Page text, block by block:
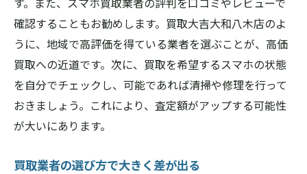
確認することもお勧めします。買取大吉大和八木店のよ
うに、地域で高評価を得ている業者を選ぶことが、高価
買取への近道です。次に、買取を希望するスマホの状態
を自分でチェックし、可能であれば清掃や修理を行って
おきましょう。これにより、査定額がアップする可能性
が大いにあります。
買取業者の選び方で大きく差が出る